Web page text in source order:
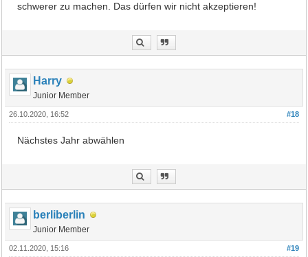
schwerer zu machen. Das dürfen wir nicht akzeptieren!
Harry
Junior Member
#18
26.10.2020, 16:52
Nächstes Jahr abwählen
berliberlin
Junior Member
#19
02.11.2020, 15:16